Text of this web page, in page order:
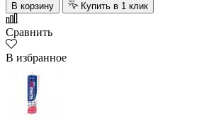
В корзину Купить в 1 клик
Сравнить
В избранное